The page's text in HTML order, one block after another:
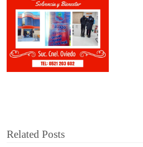
Related Posts